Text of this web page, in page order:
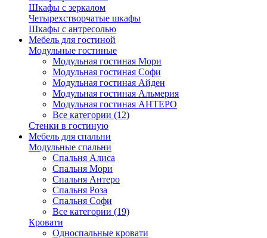
Шкафы с зеркалом
Четырехстворчатые шкафы
Шкафы с антресолью
Мебель для гостиной
Модульные гостиные
Модульная гостиная Мори
Модульная гостиная Софи
Модульная гостиная Айден
Модульная гостиная Альмерия
Модульная гостиная АНТЕРО
Все категории (12)
Стенки в гостиную
Мебель для спальни
Модульные спальни
Спальня Алиса
Спальня Мори
Спальня Антеро
Спальня Роза
Спальня Софи
Все категории (19)
Кровати
Односпальные кровати